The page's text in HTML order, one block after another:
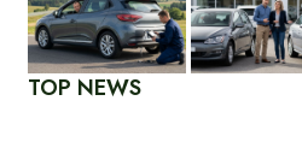
TOP NEWS